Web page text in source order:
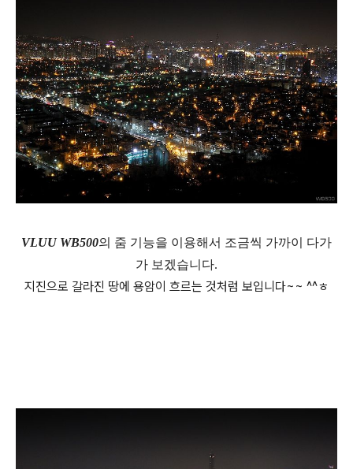
VLUU WB500의 줌 기능을 이용해서 조금씩 가까이 다가
가 보겠습니다.
지진으로 갈라진 땅에 용암이 흐르는 것처럼 보입니다~~ ^^ㅎ